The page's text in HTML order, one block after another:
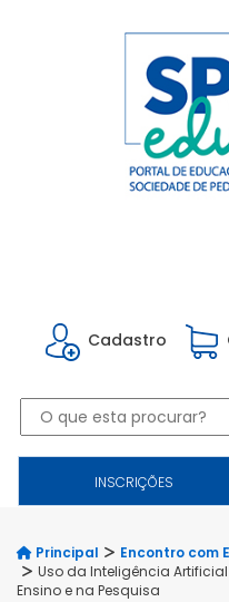
Cadastro
INSCRIÇÕES
Principal
Encontro com
Uso da Inteligência
Ensino e na Pesquisa